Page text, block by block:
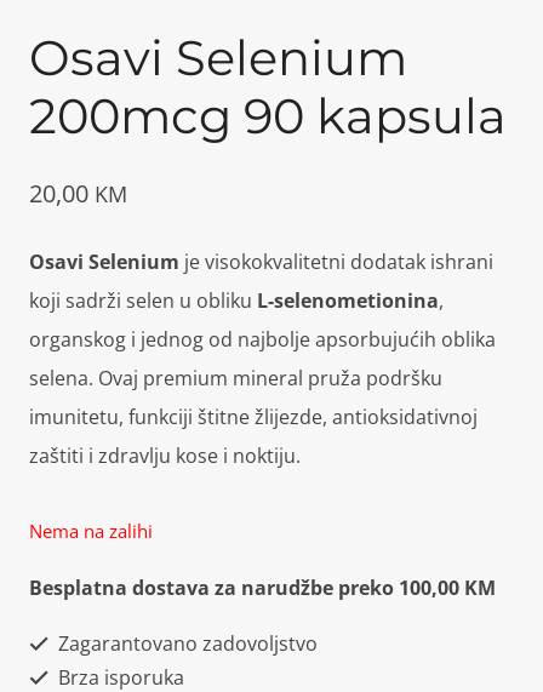
Osavi Selenium
200mcg 90 kapsula
20,00 KM
Osavi Selenium je visokokvalitetni dodatak ishrani
koji sadrži selen u obliku L-selenometionina,
organskog i jednog od najbolje apsorbujućih oblika
selena. Ovaj premium mineral pruža podršku
imunitetu, funkciji štitne žlijezde, antioksidativnoj
zaštiti i zdravlju kose i noktiju.
Nema na zalihi
Besplatna dostava za narudžbe preko 100,00 KM
Zagarantovano zadovoljstvo
Brza isporuka